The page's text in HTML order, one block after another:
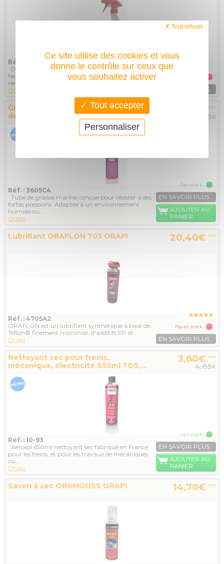
Réf. : 2515I1
Détergent super concentré Oranet B1 515 ORAPI
Nettoyant détergent super concentré pour le
nettoyage des...
Orapi
EN SAVOIR PLUS
Graisse marine WSA 605, cartouche
de 400g, ORAPI
TTC
25€
Réf. : 3605C4
Tube de graisse marine conçue pour résister à des
fortes pressions. Adaptée à un environnement
humide ou...
Orapi
1 en stock
EN SAVOIR PLUS
AJOUTER AU
PANIER
Lubrifiant ORAFLON 705 ORAPI 20,40€ TTC
Réf. : 4705A2
ORAFLON est un lubrifiant synthétique à base de
Téflon® finement micronisé, d'additifs EP et...
Orapi
Pas en stock
EN SAVOIR PLUS
Nettoyant sec pour freins,
mécanique, électricité 650ml TDS,...
3,80€ TTC
4,85€
Réf. : 10-93
Aerosol 650ml nettoyant sec fabriqué en France
pour les freins, et pour les travaux de mécaniques
ou...
Orapi
4 en stock
EN SAVOIR PLUS
AJOUTER AU
PANIER
Savon à sec ORAMOUSS ORAPI 14,70€ TTC
Ce site utilise des cookies et vous
donne le contrôle sur ceux que
vous souhaitez activer
Tout accepter
Tout refuser
Personnaliser